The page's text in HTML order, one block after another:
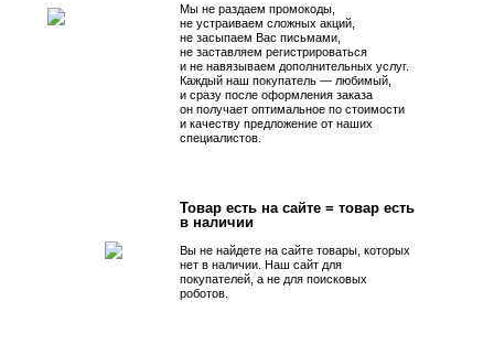
Мы не раздаем промокоды,
не устраиваем сложных акций,
не засыпаем Вас письмами,
не заставляем регистрироваться
и не навязываем дополнительных услуг.
Каждый наш покупатель — любимый,
и сразу после оформления заказа
он получает оптимальное по стоимости
и качеству предложение от наших
специалистов.
Товар есть на сайте = товар есть
в наличии
Вы не найдете на сайте товары, которых
нет в наличии. Наш сайт для
покупателей, а не для поисковых
роботов.